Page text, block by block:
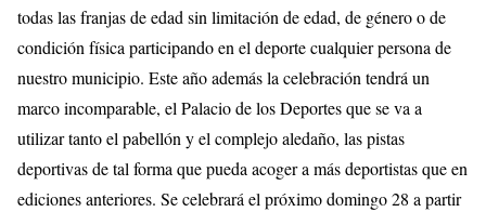
todas las franjas de edad sin limitación de edad, de género o de
condición física participando en el deporte cualquier persona de
nuestro municipio. Este año además la celebración tendrá un
marco incomparable, el Palacio de los Deportes que se va a
utilizar tanto el pabellón y el complejo aledaño, las pistas
deportivas de tal forma que pueda acoger a más deportistas que en
ediciones anteriores. Se celebrará el próximo domingo 28 a partir